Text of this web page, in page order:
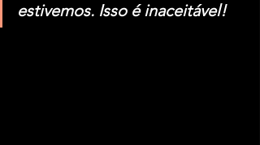
estivemos. Isso é inaceitável!